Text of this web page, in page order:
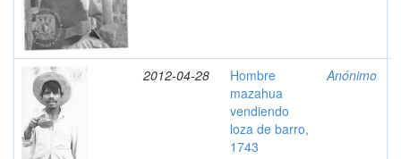
2012-04-28
Hombre
mazahua
vendiendo
loza de barro,
1743
Anónimo